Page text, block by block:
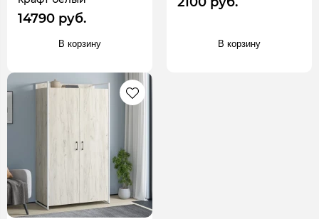
14790 руб.
В корзину В корзину